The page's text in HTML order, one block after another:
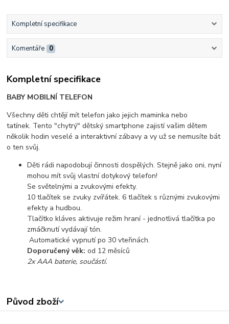
Kompletní specifikace
Komentáře 0
Kompletní specifikace
BABY MOBILNÍ TELEFON
Všechny děti chtějí mít telefon jako jejich maminka nebo
tatínek. Tento "chytrý" dětský smartphone zajistí vašim dětem
několik hodin veselé a interaktivní zábavy a vy už se nemusíte bát
o ten svůj.
Děti rádi napodobují činnosti dospělých. Stejně jako oni, nyní
mohou mít svůj vlastní dotykový telefon!
Se světelnými a zvukovými efekty.
10 tlačítek se zvuky zvířátek. 6 tlačítek s různými zvukovými
efekty a hudbou.
Tlačítko kláves aktivuje režim hraní - jednotlivá tlačítka po
zmáčknutí vydávají tón.
Automatické vypnutí po 30 vteřinách.
Doporučený věk:od 12 měsíců
2x AAA baterie, součástí.
Původ zboží